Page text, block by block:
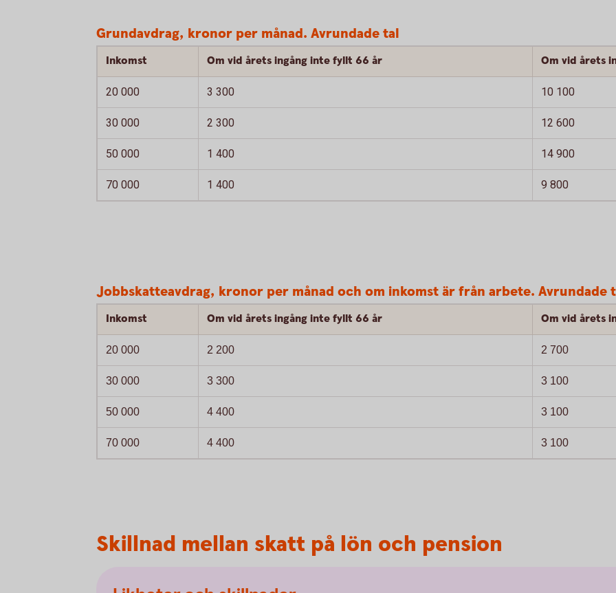
Grundavdrag, kronor per månad. Avrundade tal
Inkomst Om vid årets ingång inte fyllt 66 år Om vid årets
20 000 3 300 10 100
30 000 2 300 12 600
50 000 1 400 14 900
70 000 1 400 9 800
Jobbskatteavdrag, kronor per månad och om inkomst är från arbete. Avrundade
Inkomst Om vid årets ingång inte fyllt 66 år Om vid årets
20 000 2 200 2 700
30 000 3 300 3 100
50 000 4 400 3 100
70 000 4 400 3 100
Skillnad mellan skatt på lön och pension